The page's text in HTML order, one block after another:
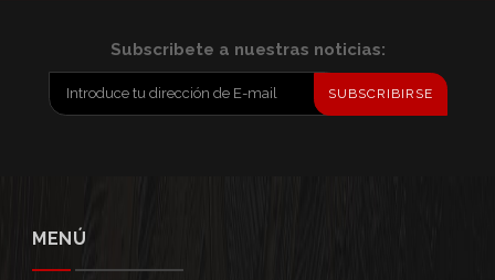
Subscribete a nuestras noticias:
SUBSCRIBIRSE
MENÚ